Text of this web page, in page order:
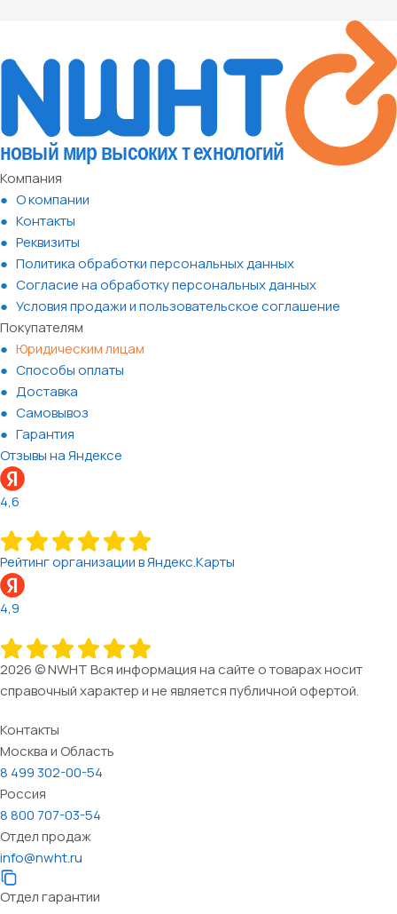
Компания
О компании
Контакты
Реквизиты
Политика обработки персональных данных
Согласие на обработку персональных данных
Условия продажи и пользовательское соглашение
Покупателям
Юридическим лицам
Способы оплаты
Доставка
Самовывоз
Гарантия
Отзывы на Яндексе
4,6
Рейтинг организации в Яндекс.Карты
4,9
2026 © NWHT Вся информация на сайте о товарах носит
справочный характер и не является публичной офертой.
Контакты
Москва и Область
8 499 302-00-54
Россия
8 800 707-03-54
Отдел продаж
info@nwht.ru
Отдел гарантии